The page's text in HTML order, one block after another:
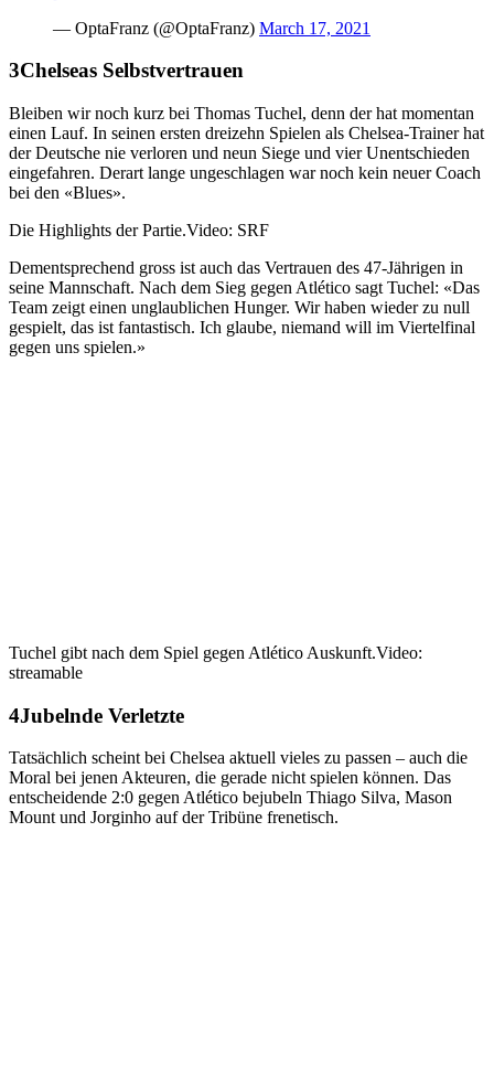
— OptaFranz (@OptaFranz) March 17, 2021
Chelseas Selbstvertrauen
Bleiben wir noch kurz bei Thomas Tuchel, denn der hat momentan
einen Lauf. In seinen ersten dreizehn Spielen als Chelsea-Trainer hat
der Deutsche nie verloren und neun Siege und vier Unentschieden
eingefahren. Derart lange ungeschlagen war noch kein neuer Coach
bei den «Blues».
Die Highlights der Partie.Video: SRF
Dementsprechend gross ist auch das Vertrauen des 47-Jährigen in
seine Mannschaft. Nach dem Sieg gegen Atlético sagt Tuchel: «Das
Team zeigt einen unglaublichen Hunger. Wir haben wieder zu null
gespielt, das ist fantastisch. Ich glaube, niemand will im Viertelfinal
gegen uns spielen.»
Tuchel gibt nach dem Spiel gegen Atlético Auskunft.Video:
streamable
Jubelnde Verletzte
Tatsächlich scheint bei Chelsea aktuell vieles zu passen – auch die
Moral bei jenen Akteuren, die gerade nicht spielen können. Das
entscheidende 2:0 gegen Atlético bejubeln Thiago Silva, Mason
Mount und Jorginho auf der Tribüne frenetisch.